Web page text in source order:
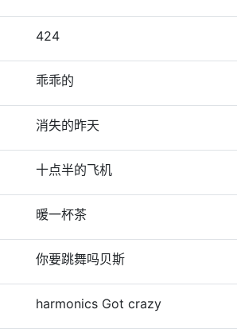
424
乖乖的
消失的昨天
十点半的飞机
暖一杯茶
你要跳舞吗贝斯
harmonics Got crazy